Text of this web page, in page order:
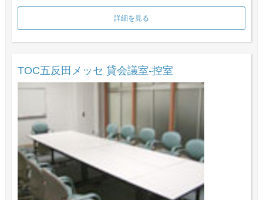
詳細を見る
TOC五反田メッセ 貸会議室-控室